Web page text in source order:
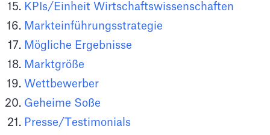
KPIs/Einheit Wirtschaftswissenschaften
Markteinführungsstrategie
Mögliche Ergebnisse
Marktgröße
Wettbewerber
Geheime Soße
Presse/Testimonials